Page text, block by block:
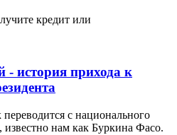
кредит или
- история прихода к
с национального
известно нам как Буркина Фасо.